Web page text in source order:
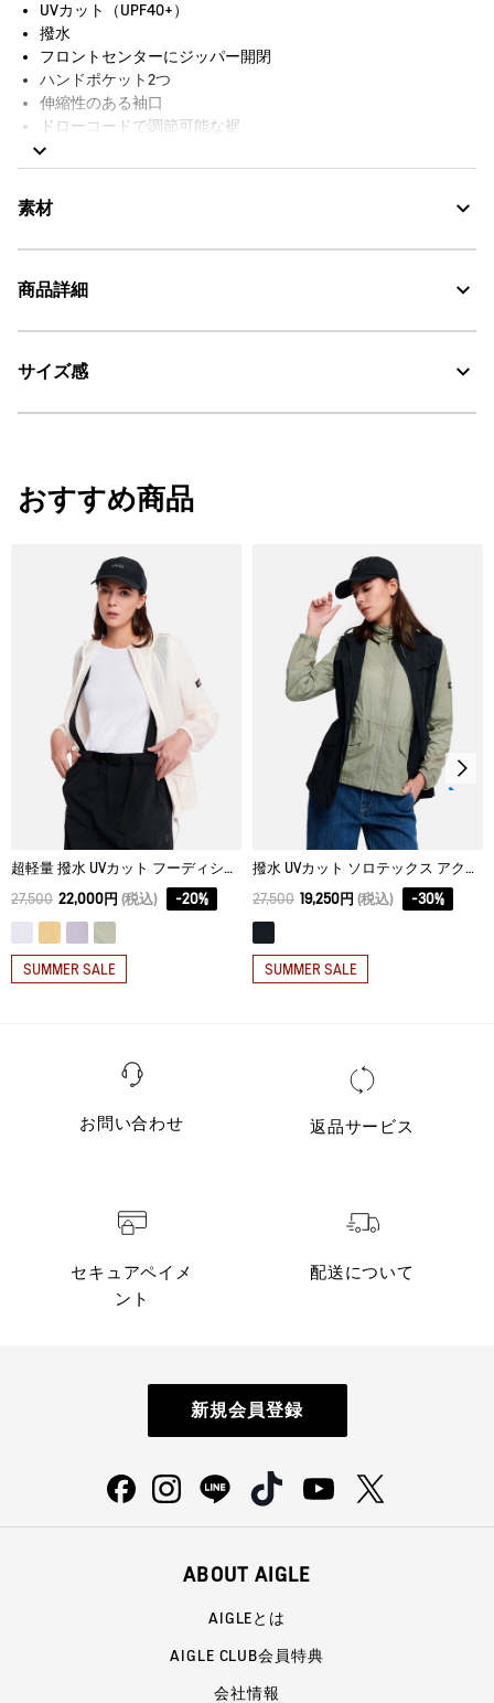
UVカット（UPF40+）
撥水
フロントセンターにジッパー開閉
ハンドポケット2つ
伸縮性のある袖口
ドローコードで調節可能な裾
内側にジッパー付きポケット1つ
袖にAIGLEのロゴバッジ
素材
UV CUT：紫外線カット
漂白処理はできない。
脱水後、つり干し乾燥がよい。
アイロン仕上げ処理はできない。
ドライクリーニング処理ができない。
ウェットクリーニング処理ができる。：通常の処理
商品詳細
・色：アボカ (001)
サイズ感
サイズ
59.9
62
38 64.1
40 66.2
42 66 68.3
70.4
おすすめ商品
超軽量 撥水 UVカット フーディショートジャケット
27,500 22,000円 (税込) -20%
SUMMER SALE
撥水 UVカット ソロテックス アクティブベスト
27,500 19,250円 (税込) -30%
SUMMER SALE
お問い合わせ 返品サービス
セキュアペイメ
ント
配送について
新規会員登録
ABOUT AIGLE
AIGLEとは
AIGLE CLUB会員特典
会社情報